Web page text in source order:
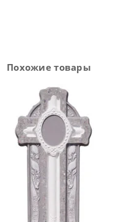
Похожие товары